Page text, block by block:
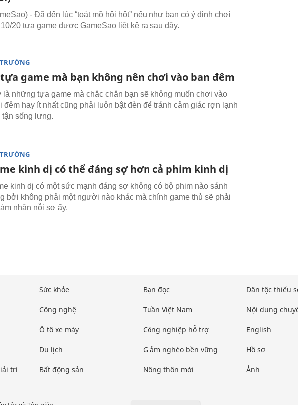
- Đã đến lúc “toát mồ hôi hột” nếu như bạn có ý định chơi
20 tựa game được GameSao liệt kê ra sau đây.
tựa game mà bạn không nên chơi vào ban đêm
là những tựa game mà chắc chắn bạn sẽ không muốn chơi vào
đêm hay ít nhất cũng phải luôn bật đèn để tránh cảm giác rợn lạnh
tận sống lưng.
kinh dị có thể đáng sợ hơn cả phim kinh dị
kinh dị có một sức mạnh đáng sợ không có bộ phim nào sánh
bởi không phải một người nào khác mà chính game thủ sẽ phải
nhận nỗi sợ ấy.
trí
Sức khỏe
Công nghệ
Ô tô xe máy
Du lịch
Bất động sản
Bạn đọc
Tuần Việt Nam
Công nghiệp hỗ trợ
Giảm nghèo bền vững
Nông thôn mới
Dân tộc thiểu
Nội dung
English
Hồ sơ
Ảnh